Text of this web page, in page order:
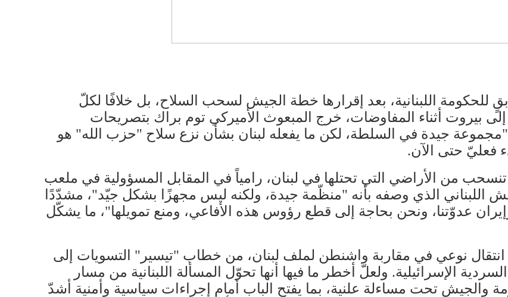
للحكومة اللبنانية، بعد إقرارها خطة الجيش لسحب السلاح، بل خلافًا لكلّ
إلى بيروت أثناء المفاوضات، خرج المبعوث الأميركي توم براك بتصريحات
جيدة في السلطة، لكن ما يفعله لبنان بشأن نزع سلاح "​حزب الله​" هو
فعليّ حتى الآن.
من الأراضي التي تحتلها في لبنان، رامياً في المقابل المسؤولية في ملعب
اللبناني​ الذي وصفه بأنه "منظّمة جيدة، ولكنه ليس مجهزًا بشكل جيّد"، مشدّدًا
عدوّتنا، ونحن بحاجة إلى قطع رؤوس هذه الأفاعي، ومنع تمويلها"، ما يشكّل
نوعي في مقاربة واشنطن لملف لبنان، من خطاب "تيسير" التسويات إلى
الإسرائيلية. ولعلّ أخطر ما فيها أنها تحوّل المسألة اللبنانية من مسار
والجيش تحت مساءلة علنية، بما يفتح الباب أمام إجراءات سياسية وأمنية أشدّ